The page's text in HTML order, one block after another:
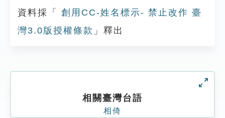
資料採「
創用CC-姓名標示- 禁止改作 臺
灣3.0版授權條款 」釋出
相關臺灣台語
相倚